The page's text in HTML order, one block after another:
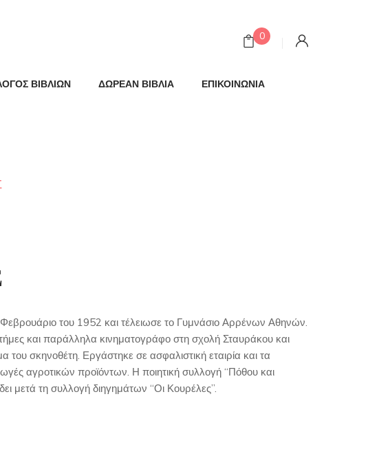
0
ΒΙΒΛΙΩΝ ΔΩΡΕΑΝ ΒΙΒΛΙΑ ΕΠΙΚΟΙΝΩΝΙΑ
του 1952 και τέλειωσε το Γυμνάσιο Αρρένων Αθηνών.
και παράλληλα κινηματογράφο στη σχολή Σταυράκου και
σκηνοθέτη. Εργάστηκε σε ασφαλιστική εταιρία και τα
αγροτικών προϊόντων. Η ποιητική συλλογή “Πόθου και
μετά τη συλλογή διηγημάτων “Οι Κουρέλες”.